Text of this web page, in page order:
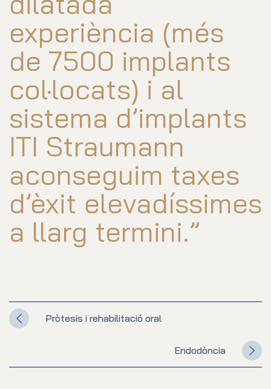
experiència (més
de 7500 implants
col·locats) i al
sistema d’implants
ITI Straumann
aconseguim taxes
d’èxit elevadíssimes
a llarg termini.”
Pròtesis i rehabilitació oral
Endodòncia